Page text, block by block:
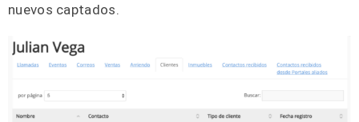
nuevos captados.